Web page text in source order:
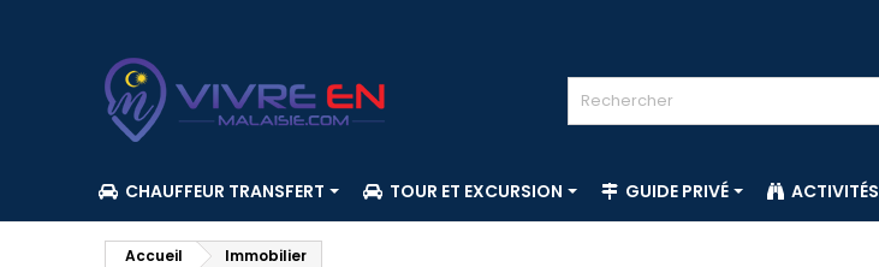
CHAUFFEUR TRANSFERT TOUR ET EXCURSION GUIDE PRIVÉ ACTIVITÉS
Accueil Immobilier